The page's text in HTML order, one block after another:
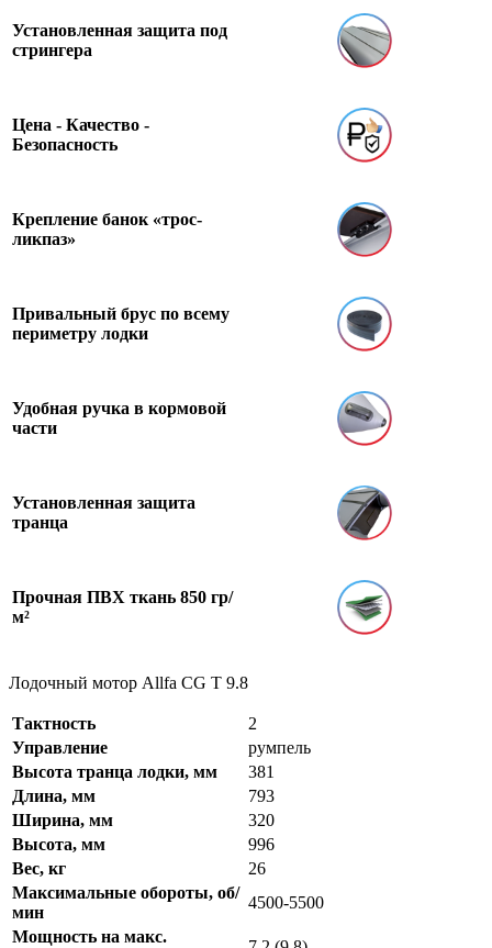
Установленная защита под
стрингера
Цена - Качество -
Безопасность
Крепление банок «трос-
ликпаз»
Привальный брус по всему
периметру лодки
Удобная ручка в кормовой
части
Установленная защита
транца
Прочная ПВХ ткань 850 гр/
м²
Лодочный мотор Allfa CG T 9.8
Тактность
2
Управление
румпель
Высота транца лодки, мм
381
Длина, мм
793
Ширина, мм
320
Высота, мм
996
Вес, кг
26
Максимальные обороты, об/
мин
4500-5500
Мощность на макс.